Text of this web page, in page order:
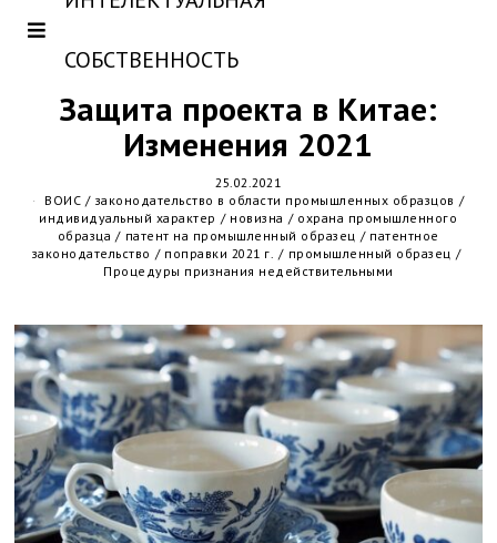
СОБСТВЕННОСТЬ
Защита проекта в Китае:
Изменения 2021
25.02.2021
ВОИС / законодательство в области промышленных образцов /
индивидуальный характер / новизна / охрана промышленного
образца / патент на промышленный образец / патентное
законодательство / поправки 2021 г. / промышленный образец /
Процедуры признания недействительными